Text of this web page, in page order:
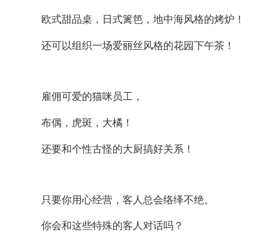
欧式甜品桌，日式篱笆，地中海风格的烤炉！
还可以组织一场爱丽丝风格的花园下午茶！
雇佣可爱的猫咪员工，
布偶，虎斑，大橘！
还要和个性古怪的大厨搞好关系！
只要你用心经营，客人总会络绎不绝。
你会和这些特殊的客人对话吗？